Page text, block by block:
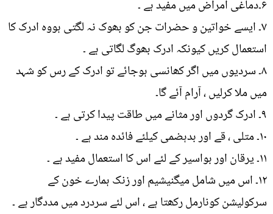
۶۔دماغی امراض میں مفید ہے ۔
۷۔ ایسے خواتین و حضرات جن کو بھوک نہ لگتی ہووہ ادرک کا
استعمال کریں کیونکہ ادرک بھوگ لگاتی ہے ۔
۸۔ سردیوں میں اگر کھانسی ہوجائے تو ادرک کے رس کو شہد
میں ملا کرلیں ، آرام آئے گا۔
۹۔ ادرک گردوں اور مثانے میں طاقت پیدا کرتی ہے ۔
۱۰۔ متلی ، قے اور بدہضمی کیلئے فائدہ مند ہے ۔
۱۱۔ یرقان اور بواسیر کے لئے اس کا استعمال مفید ہے ۔
۱۲۔ اس میں شامل میگنیشیم اور زنک ہمارے خون کے
سرکولیشن کونارمل رکھتا ہے ، اس لئے سردرد میں مددگار ہے ۔